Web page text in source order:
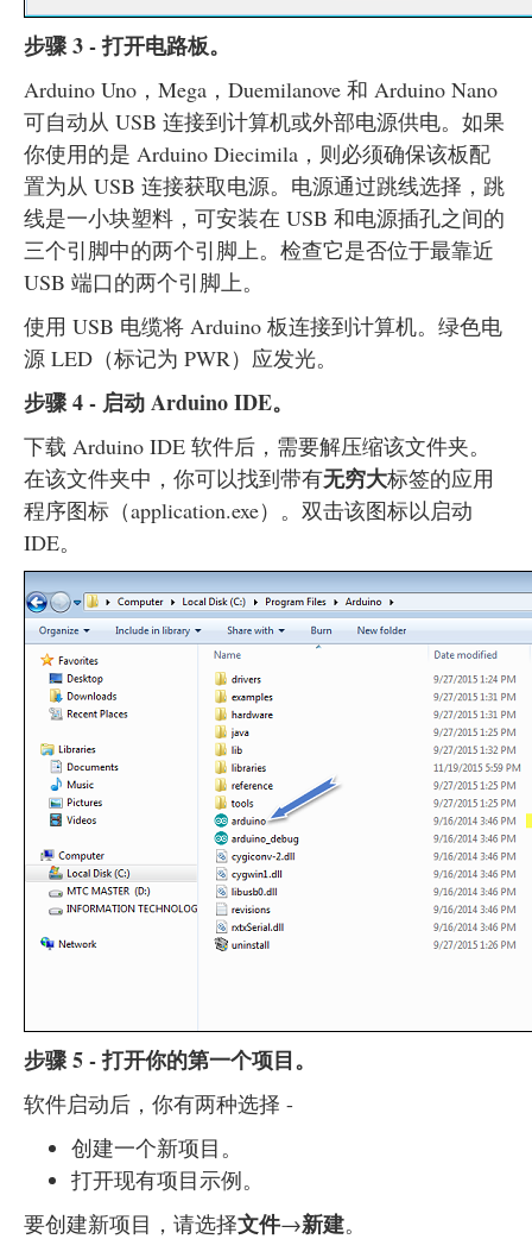
步骤 3 - 打开电路板。
Arduino Uno，Mega，Duemilanove 和 Arduino Nano
可自动从 USB 连接到计算机或外部电源供电。如果
你使用的是 Arduino Diecimila，则必须确保该板配
置为从 USB 连接获取电源。电源通过跳线选择，跳
线是一小块塑料，可安装在 USB 和电源插孔之间的
三个引脚中的两个引脚上。检查它是否位于最靠近
USB 端口的两个引脚上。
使用 USB 电缆将 Arduino 板连接到计算机。绿色电
源 LED（标记为 PWR）应发光。
步骤 4 - 启动 Arduino IDE。
下载 Arduino IDE 软件后，需要解压缩该文件夹。
在该文件夹中，你可以找到带有无穷大标签的应用
程序图标（application.exe）。双击该图标以启动
IDE。
步骤 5 - 打开你的第一个项目。
软件启动后，你有两种选择 -
创建一个新项目。
打开现有项目示例。
要创建新项目，请选择文件→新建。